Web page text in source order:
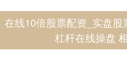
在线10倍股票配资_实盘股
杠杆在线操盘